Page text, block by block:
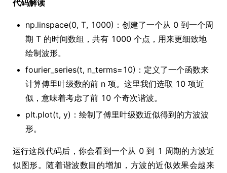
代码解读
np.linspace(0, T, 1000)：创建了一个从 0 到一个周
期 T 的时间数组，共有 1000 个点，用来更细致地
绘制波形。
fourier_series(t, n_terms=10)：定义了一个函数来
计算傅里叶级数的前 n 项。这里我们选取 10 项近
似，意味着考虑了前 10 个奇次谐波。
plt.plot(t, y)：绘制了傅里叶级数近似得到的方波波
形。
运行这段代码后，你会看到一个从 0 到 1 周期的方波近
似图形。随着谐波数目的增加，方波的近似效果会越来